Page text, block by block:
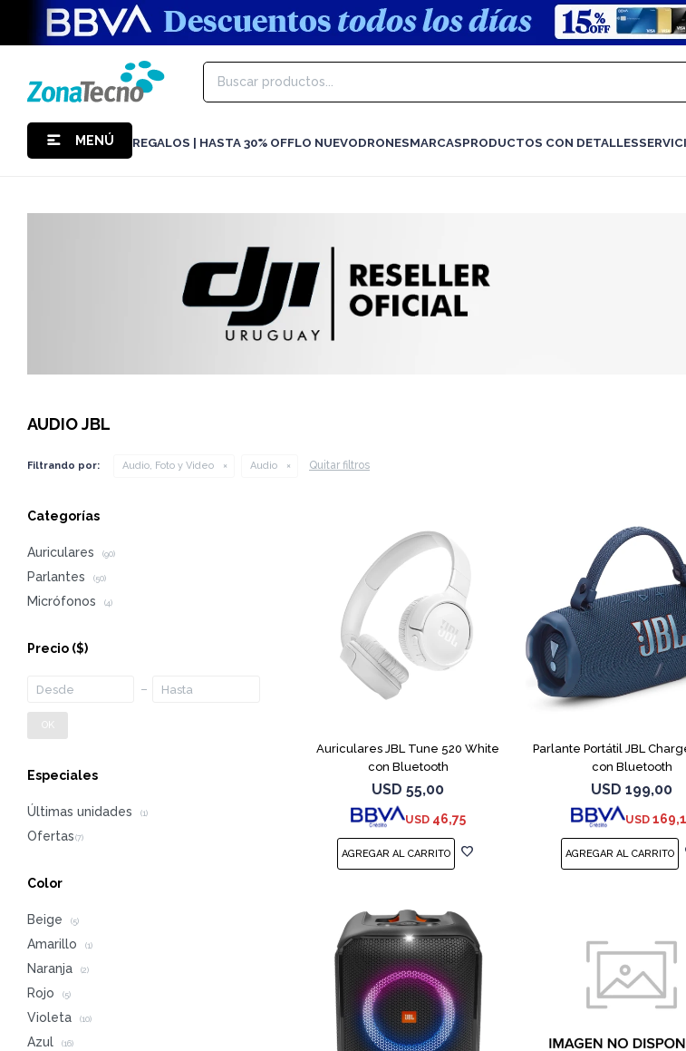
MENÚ REGALOS | HASTA 30% OFFLO NUEVODRONESMARCASPRODUCTOS CON DETALLES
AUDIO JBL
Filtrando por: Audio, Foto y Video Audio Quitar filtros
Auriculares JBL Tune 520 White
con Bluetooth
USD 55,00
USD 46,75
Parlante Portátil JBL
con Bluetooth
USD 199,00
USD
Categorías
Auriculares (90)
Parlantes (50)
Micrófonos (4)
Precio ($)
OK
Especiales
Últimas unidades (1)
Color
Beige (5)
Amarillo (1)
Naranja (2)
Rojo (5)
Violeta (10)
Azul (16)